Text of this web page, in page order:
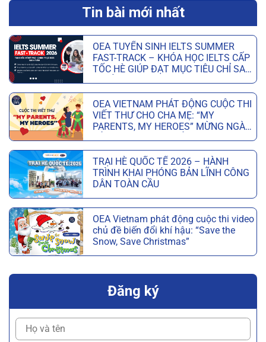
Tin bài mới nhất
OEA TUYỂN SINH IELTS SUMMER
FAST-TRACK – KHÓA HỌC IELTS CẤP
TỐC HÈ GIÚP ĐẠT MỤC TIÊU CHỈ SAU
OEA VIETNAM PHÁT ĐỘNG CUỘC THI
VIẾT THƯ CHO CHA MẸ: “MY
PARENTS, MY HEROES” MỪNG NGÀY
TRẠI HÈ QUỐC TẾ 2026 – HÀNH
TRÌNH KHAI PHÓNG BẢN LĨNH CÔNG
DÂN TOÀN CẦU
OEA Vietnam phát động cuộc thi video
chủ đề biến đổi khí hậu: “Save the
Snow, Save Christmas”
Đăng ký